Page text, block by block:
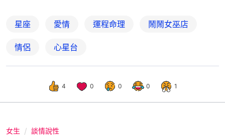
星座 愛情 運程命理 鬧鬧女巫店
情侶 心星台
4 0 0 0 1
女生 談情說性